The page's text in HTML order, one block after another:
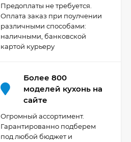
Предоплаты не требуется.
Оплата заказ при поулчении
различными способами:
наличными, банковской
картой курьеру
Более 800
моделей кухонь на
сайте
Огромный ассортимент.
Гарантированно подберем
под любой бюджет и
69 303₽
Кухня Принцесса -
44 091
Кухня Point 1,2 м -
13 655₽